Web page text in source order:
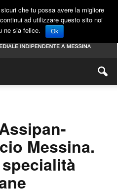
Messina.
che tu possa avere la migliore
ad utilizzare questo sito noi
ne sia felice.
Ok